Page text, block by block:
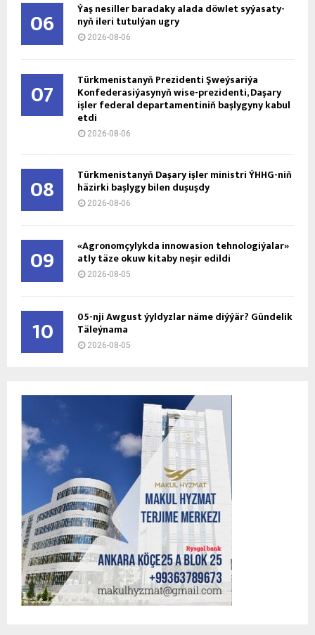
06 Ýaş ne­sil­ler ba­ra­da­ky ala­da döw­let sy­ýa­sa­ty­
nyň ile­ri tu­tul­ýan ug­ry
2026-08-06
07 Türkmenistanyň Prezidenti Şweýsariýa
Konfederasiýasynyň wise-prezidenti, Daşary
işler federal departamentiniň başlygyny kabul
etdi
2026-08-06
08 Türkmenistanyň Daşary işler ministri ÝHHG-niň
häzirki başlygy bilen duşuşdy
2026-08-06
09 «Agronomçylykda innowasion tehnologiýalar»
atly täze okuw kitaby neşir edildi
2026-08-05
10 05-nji Awgust ýyldyzlar näme diýýär? Gündelik
Täleýnama
2026-08-05